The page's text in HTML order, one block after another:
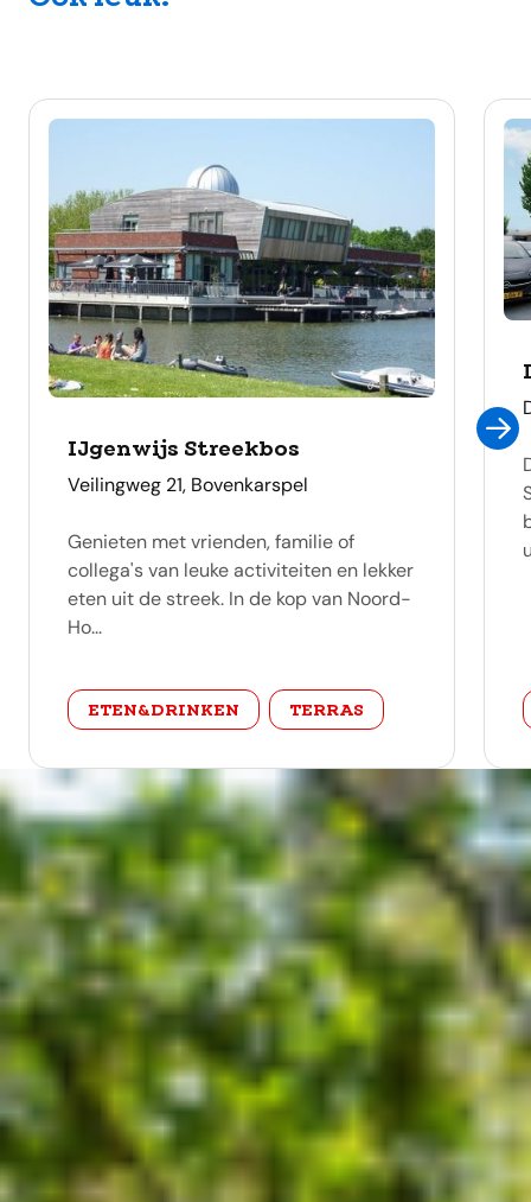
IJgenwijs Streekbos
adres
Veilingweg 21, Bovenkarspel
Genieten met vrienden, familie of
collega's van leuke activiteiten en lekker
eten uit de streek. In de kop van Noord-
Ho...
categorie
ETEN&DRINKEN TERRAS